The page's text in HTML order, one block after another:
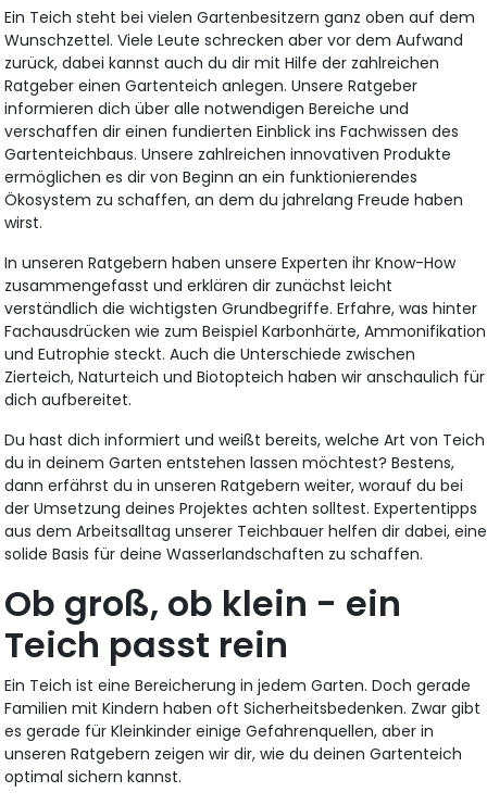
Ein Teich steht bei vielen Gartenbesitzern ganz oben auf dem
Wunschzettel. Viele Leute schrecken aber vor dem Aufwand
zurück, dabei kannst auch du dir mit Hilfe der zahlreichen
Ratgeber einen Gartenteich anlegen. Unsere Ratgeber
informieren dich über alle notwendigen Bereiche und
verschaffen dir einen fundierten Einblick ins Fachwissen des
Gartenteichbaus. Unsere zahlreichen innovativen Produkte
ermöglichen es dir von Beginn an ein funktionierendes
Ökosystem zu schaffen, an dem du jahrelang Freude haben
wirst.
In unseren Ratgebern haben unsere Experten ihr Know-How
zusammengefasst und erklären dir zunächst leicht
verständlich die wichtigsten Grundbegriffe. Erfahre, was hinter
Fachausdrücken wie zum Beispiel Karbonhärte, Ammonifikation
und Eutrophie steckt. Auch die Unterschiede zwischen
Zierteich, Naturteich und Biotopteich haben wir anschaulich für
dich aufbereitet.
Du hast dich informiert und weißt bereits, welche Art von Teich
du in deinem Garten entstehen lassen möchtest? Bestens,
dann erfährst du in unseren Ratgebern weiter, worauf du bei
der Umsetzung deines Projektes achten solltest. Expertentipps
aus dem Arbeitsalltag unserer Teichbauer helfen dir dabei, eine
solide Basis für deine Wasserlandschaften zu schaffen.
Ob groß, ob klein - ein
Teich passt rein
Ein Teich ist eine Bereicherung in jedem Garten. Doch gerade
Familien mit Kindern haben oft Sicherheitsbedenken. Zwar gibt
es gerade für Kleinkinder einige Gefahrenquellen, aber in
unseren Ratgebern zeigen wir dir, wie du deinen Gartenteich
optimal sichern kannst.